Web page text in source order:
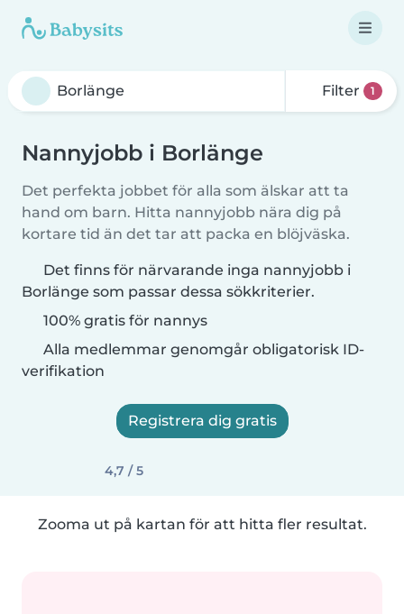
Filter 1
Nannyjobb i Borlänge
Det perfekta jobbet för alla som älskar att ta
hand om barn. Hitta nannyjobb nära dig på
kortare tid än det tar att packa en blöjväska.
Det finns för närvarande inga nannyjobb i
Borlänge som passar dessa sökkriterier.
100% gratis för nannys
Alla medlemmar genomgår obligatorisk ID-
verifikation
Registrera dig gratis
4,7 / 5
Zooma ut på kartan för att hitta fler resultat.